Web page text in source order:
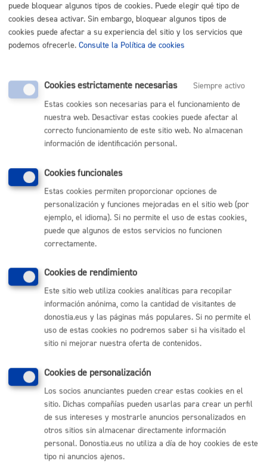
Suscripción noticias de vivienda
* ¿Desea suscribirse?: Sí NoRecibirá avisos
por SMS y/o email sobre las novedades del área
||
Los campos que tienen * son obligatorios.
Entre los campos que tienen **, es obligatorio rellenar al
menos uno de ellos.
Sus datos personales se incluirán en ficheros y se
utilizarán para realizar tareas propias de la gestión
municipal a fin de dar respuesta a su solicitud. Puede
ejercer los derechos de acceso, rectificación
,cancelación y oposición dirigiendo un escrito al
Ayuntamiento, UdalInfo, en la calle Ijentea, 1 (Ley
Comunícate con el Ayuntamiento de Donostia / San
Sebastián
puede bloquear algunos tipos de cookies. Puede elegir qué tipo de
cookies desea activar. Sin embargo, bloquear algunos tipos de
cookies puede afectar a su experiencia del sitio y los servicios que
podemos ofrecerle. Consulte la Política de cookies
Cookies estrictamente necesarias
Siempre activo
Estas cookies son necesarias para el funcionamiento de
nuestra web. Desactivar estas cookies puede afectar al
correcto funcionamiento de este sitio web. No almacenan
información de identificación personal.
Cookies funcionales
Estas cookies permiten proporcionar opciones de
personalización y funciones mejoradas en el sitio web (por
ejemplo, el idioma). Si no permite el uso de estas cookies,
puede que algunos de estos servicios no funcionen
correctamente.
Cookies de rendimiento
Este sitio web utiliza cookies analíticas para recopilar
información anónima, como la cantidad de visitantes de
donostia.eus y las páginas más populares. Si no permite el
uso de estas cookies no podremos saber si ha visitado el
sitio ni mejorar nuestra oferta de contenidos.
Cookies de personalización
Los socios anunciantes pueden crear estas cookies en el
sitio. Dichas compañías pueden usarlas para crear un perfil
de sus intereses y mostrarle anuncios personalizados en
otros sitios sin almacenar directamente información
personal. Donostia.eus no utiliza a día de hoy cookies de este
tipo ni anuncios ajenos.